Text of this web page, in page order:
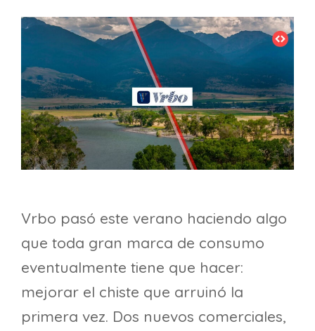
Vrbo pasó este verano haciendo algo
que toda gran marca de consumo
eventualmente tiene que hacer:
mejorar el chiste que arruinó la
primera vez. Dos nuevos comerciales,